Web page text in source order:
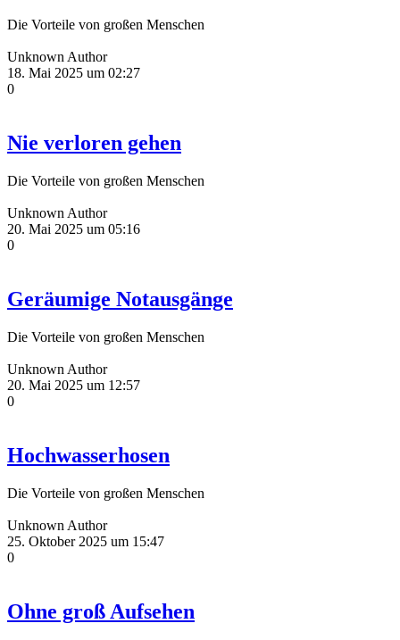
Die Vorteile von großen Menschen
Unknown Author
18. Mai 2025 um 02:27
0
Nie verloren gehen
Die Vorteile von großen Menschen
Unknown Author
20. Mai 2025 um 05:16
0
Geräumige Notausgänge
Die Vorteile von großen Menschen
Unknown Author
20. Mai 2025 um 12:57
0
Hochwasserhosen
Die Vorteile von großen Menschen
Unknown Author
25. Oktober 2025 um 15:47
0
Ohne groß Aufsehen